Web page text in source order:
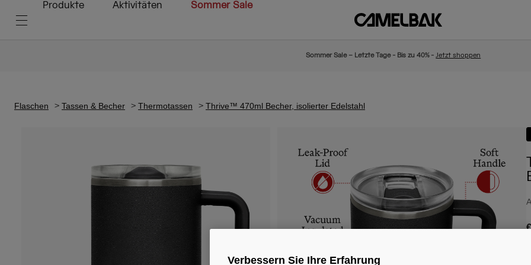
Produkte Aktivitäten Sommer Sale
Sommer Sale – Letzte Tage - Bis zu 40% -Jetzt shoppen
Flaschen Tassen & Becher Thermotassen Thrive™ 470ml Becher, isolierter Edelstahl
Verbessern Sie Ihre Erfahrung